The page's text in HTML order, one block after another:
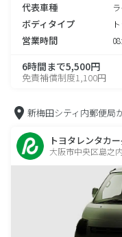
代表車種
ボディタイプ
営業時間
6時間まで5,500円
免責補償制度1,100円
新梅田シティ内郵便局
トヨタレンタカ
大阪市中央区島之